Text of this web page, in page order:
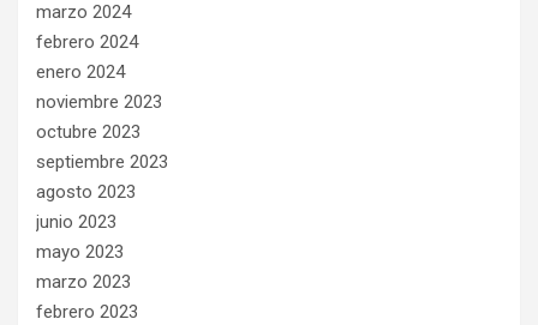
marzo 2024
febrero 2024
enero 2024
noviembre 2023
octubre 2023
septiembre 2023
agosto 2023
junio 2023
mayo 2023
marzo 2023
febrero 2023